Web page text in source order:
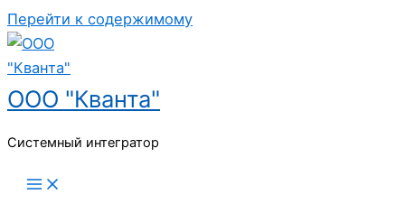
Перейти к содержимому
ООО "Кванта"
Системный интегратор